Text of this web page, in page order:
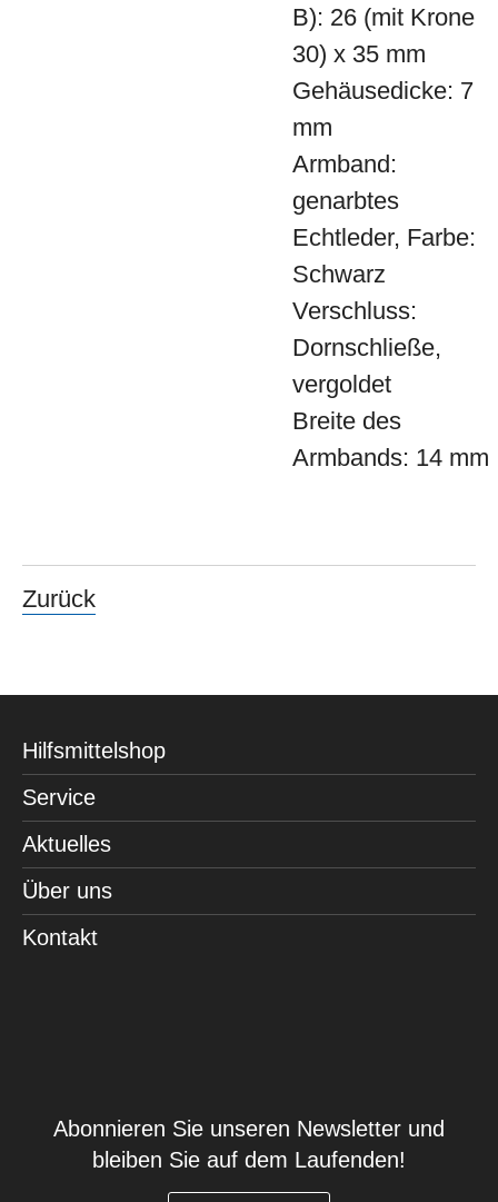
B): 26 (mit Krone
30) x 35 mm
Gehäusedicke: 7
mm
Armband:
genarbtes
Echtleder, Farbe:
Schwarz
Verschluss:
Dornschließe,
vergoldet
Breite des
Armbands: 14 mm
Zurück
Hilfsmittelshop
Service
Aktuelles
Über uns
Kontakt
Abonnieren Sie unseren Newsletter und
bleiben Sie auf dem Laufenden!